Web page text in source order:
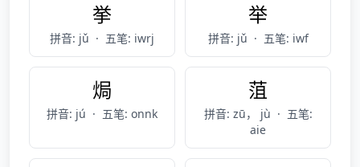
挙
拼音: jǔ · 五笔: iwrj
举
拼音: jǔ · 五笔: iwf
焗
拼音: jú · 五笔: onnk
菹
拼音: zū， jù · 五笔:
aie